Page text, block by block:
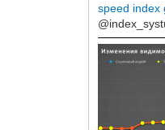
speed index